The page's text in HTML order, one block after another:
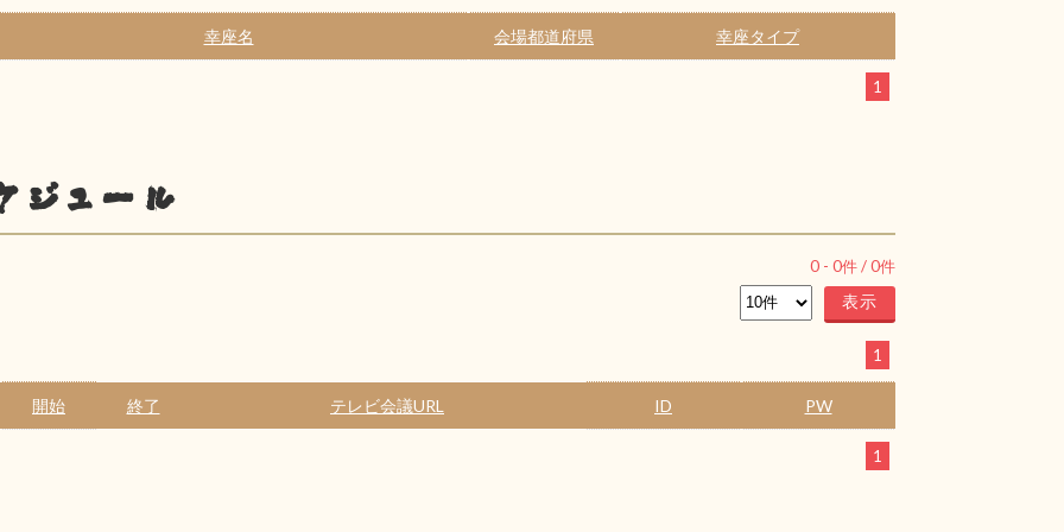
幸座名 会場都道府県 幸座タイプ
1
ジュール
0 - 0件 /0件
1
開始 終了 テレビ会議URL ID PW
1